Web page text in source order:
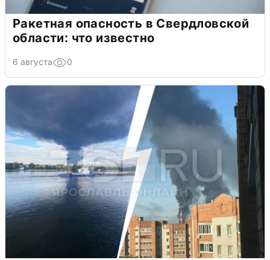
Ракетная опасность в Свердловской
области: что известно
6 августа 0